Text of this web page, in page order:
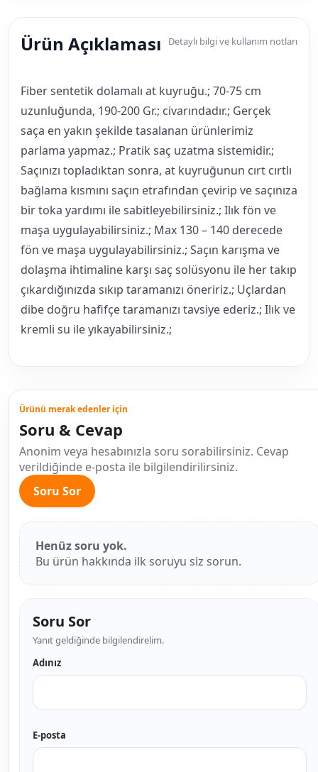
Ürün Açıklaması Detaylı bilgi ve kullanım notları
Fiber sentetik dolamalı at kuyruğu.; 70-75 cm
uzunluğunda, 190-200 Gr.; civarındadır.; Gerçek
saça en yakın şekilde tasalanan ürünlerimiz
parlama yapmaz.; Pratik saç uzatma sistemidir.;
Saçınızı topladıktan sonra, at kuyruğunun cırt cırtlı
bağlama kısmını saçın etrafından çevirip ve saçınıza
bir toka yardımı ile sabitleyebilirsiniz.; Ilık fön ve
maşa uygulayabilirsiniz.; Max 130 – 140 derecede
fön ve maşa uygulayabilirsiniz.; Saçın karışma ve
dolaşma ihtimaline karşı saç solüsyonu ile her takıp
çıkardığınızda sıkıp taramanızı öneririz.; Uçlardan
dibe doğru hafifçe taramanızı tavsiye ederiz.; Ilık ve
kremli su ile yıkayabilirsiniz.;
Ürünü merak edenler için
Soru & Cevap
Anonim veya hesabınızla soru sorabilirsiniz. Cevap
verildiğinde e-posta ile bilgilendirilirsiniz.
Soru Sor
Henüz soru yok.
Bu ürün hakkında ilk soruyu siz sorun.
Soru Sor
Yanıt geldiğinde bilgilendirelim.
Adınız
E-posta